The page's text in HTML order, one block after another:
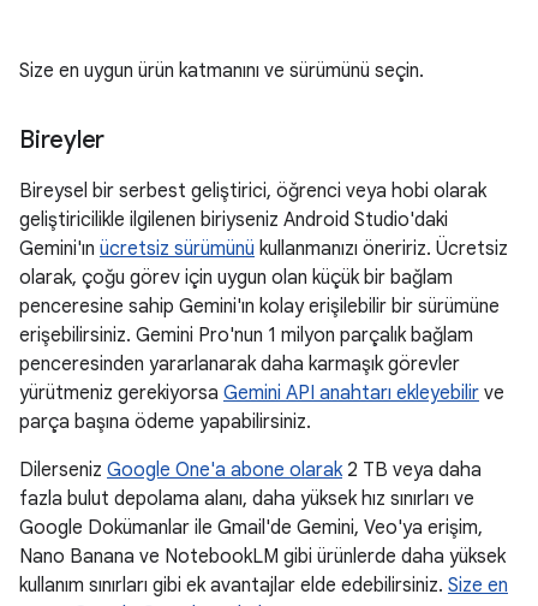
Size en uygun ürün katmanını ve sürümünü seçin.
Bireyler
Bireysel bir serbest geliştirici, öğrenci veya hobi olarak
geliştiricilikle ilgilenen biriyseniz Android Studio'daki
Gemini'ın ücretsiz sürümünü kullanmanızı öneririz. Ücretsiz
olarak, çoğu görev için uygun olan küçük bir bağlam
penceresine sahip Gemini'ın kolay erişilebilir bir sürümüne
erişebilirsiniz. Gemini Pro'nun 1 milyon parçalık bağlam
penceresinden yararlanarak daha karmaşık görevler
yürütmeniz gerekiyorsa Gemini API anahtarı ekleyebilir ve
parça başına ödeme yapabilirsiniz.
Dilerseniz Google One'a abone olarak2 TB veya daha
fazla bulut depolama alanı, daha yüksek hız sınırları ve
Google Dokümanlar ile Gmail'de Gemini, Veo'ya erişim,
Nano Banana ve NotebookLM gibi ürünlerde daha yüksek
kullanım sınırları gibi ek avantajlar elde edebilirsiniz. Size en